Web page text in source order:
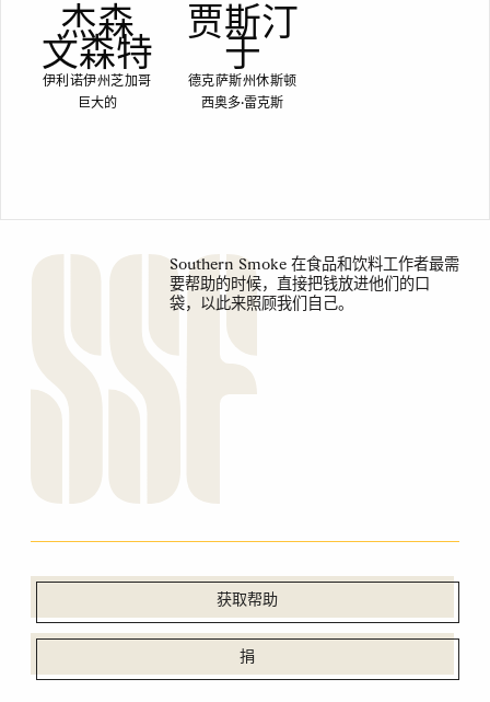
杰森
文森特
伊利诺伊州芝加哥
巨大的
贾斯汀
于
德克萨斯州休斯顿
西奥多·雷克斯
Southern Smoke 在食品和饮料工作者最需
要帮助的时候，直接把钱放进他们的口
袋，以此来照顾我们自己。
获取帮助
捐